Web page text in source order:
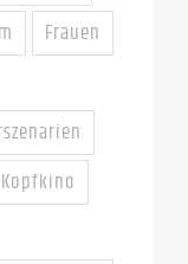
Frauen
Kopfkino